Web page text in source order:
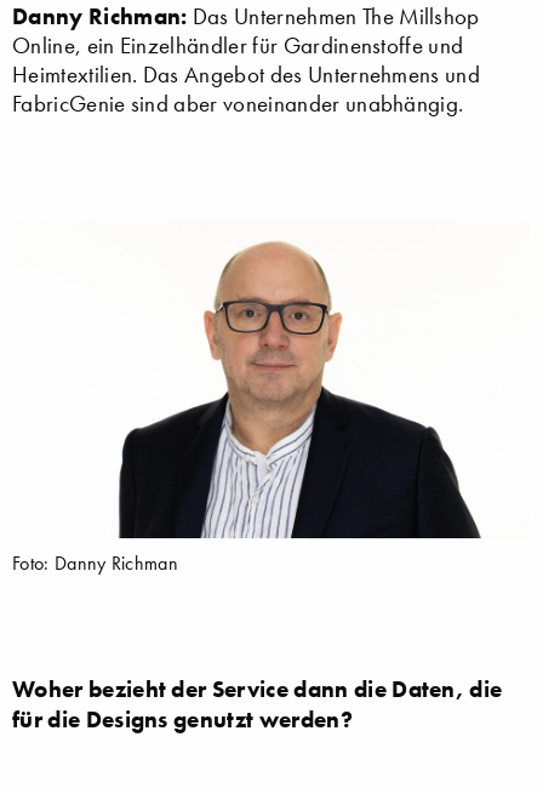
Danny Richman: Das Unternehmen The Millshop
Online, ein Einzelhändler für Gardinenstoffe und
Heimtextilien. Das Angebot des Unternehmens und
FabricGenie sind aber voneinander unabhängig.
Foto: Danny Richman
Woher bezieht der Service dann die Daten, die
für die Designs genutzt werden?